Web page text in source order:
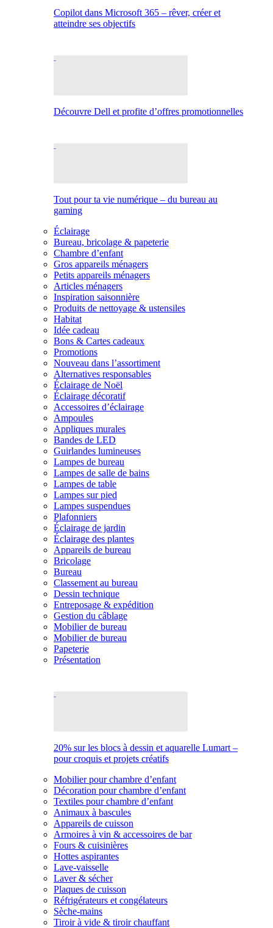
Copilot dans Microsoft 365 – rêver, créer et
atteindre ses objectifs
Découvre Dell et profite d’offres promotionnelles
Tout pour ta vie numérique – du bureau au
gaming
Éclairage
Bureau, bricolage & papeterie
Chambre d’enfant
Gros appareils ménagers
Petits appareils ménagers
Articles ménagers
Inspiration saisonnière
Produits de nettoyage & ustensiles
Habitat
Idée cadeau
Bons & Cartes cadeaux
Promotions
Nouveau dans l’assortiment
Alternatives responsables
Éclairage de Noël
Éclairage décoratif
Accessoires d’éclairage
Ampoules
Appliques murales
Bandes de LED
Guirlandes lumineuses
Lampes de bureau
Lampes de salle de bains
Lampes de table
Lampes sur pied
Lampes suspendues
Plafonniers
Éclairage de jardin
Éclairage des plantes
Appareils de bureau
Bricolage
Bureau
Classement au bureau
Dessin technique
Entreposage & expédition
Gestion du câblage
Mobilier de bureau
Mobilier de bureau
Papeterie
Présentation
20% sur les blocs à dessin et aquarelle Lumart –
pour croquis et projets créatifs
Mobilier pour chambre d’enfant
Décoration pour chambre d’enfant
Textiles pour chambre d’enfant
Animaux à bascules
Appareils de cuisson
Armoires à vin & accessoires de bar
Fours & cuisinières
Hottes aspirantes
Lave-vaisselle
Laver & sécher
Plaques de cuisson
Réfrigérateurs et congélateurs
Sèche-mains
Tiroir à vide & tiroir chauffant